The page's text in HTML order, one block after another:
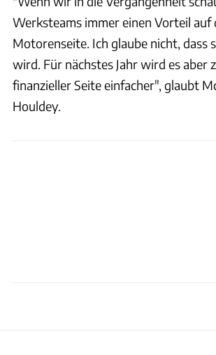
Werksteams immer einen Vorteil auf
Motorenseite. Ich glaube nicht, dass
wird. Für nächstes Jahr wird es aber
finanzieller Seite einfacher", glaubt
Houldey.